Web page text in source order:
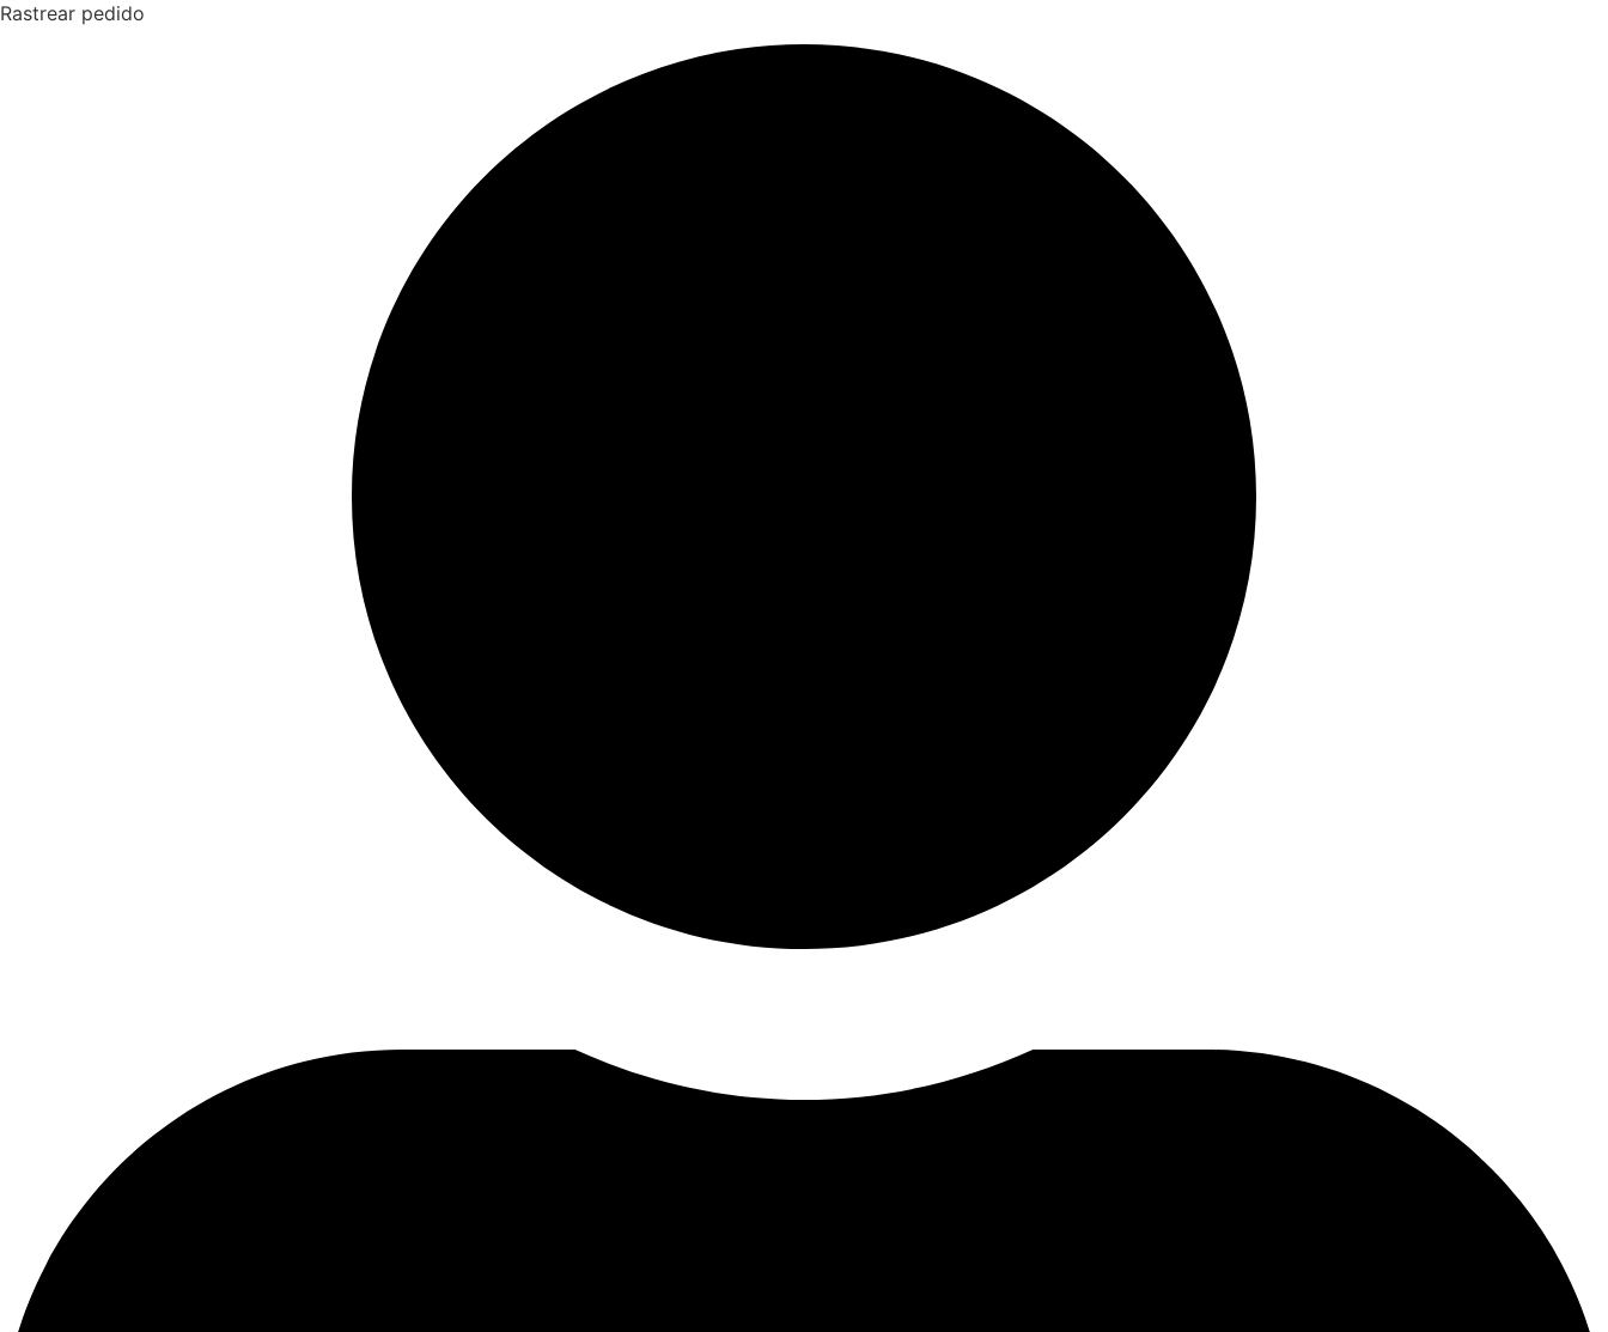
Rastrear pedido